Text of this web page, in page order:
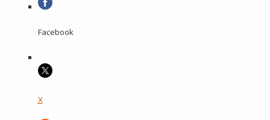
Facebook
X